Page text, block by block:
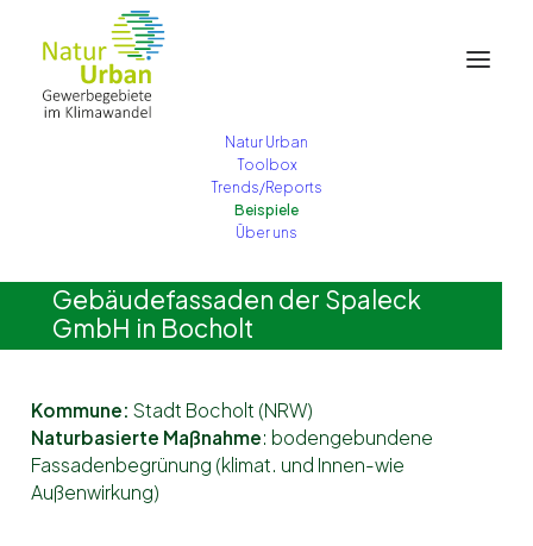
Natur Urban
Toolbox
Trends/Reports
Beispiele
Über uns
Spaleck GmbH Bocholt
Fassadenbegrünung
Gebäudefassaden der Spaleck
GmbH in Bocholt
Kommune: Stadt Bocholt (NRW)
Naturbasierte Maßnahme: bodengebundene
Fassadenbegrünung (klimat. und Innen-wie
Außenwirkung)